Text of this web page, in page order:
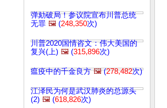
弹劾破局！参议院宣布川普总统
无罪 🖼️ (248,350次)
川普2020国情咨文：伟大美国的
复兴(上) 🖼️ (315,896次)
瘟疫中的千金良方 🖼️(278,482次)
江泽民为何是武汉肺炎的总源头
(2) 🖼️ (618,826次)